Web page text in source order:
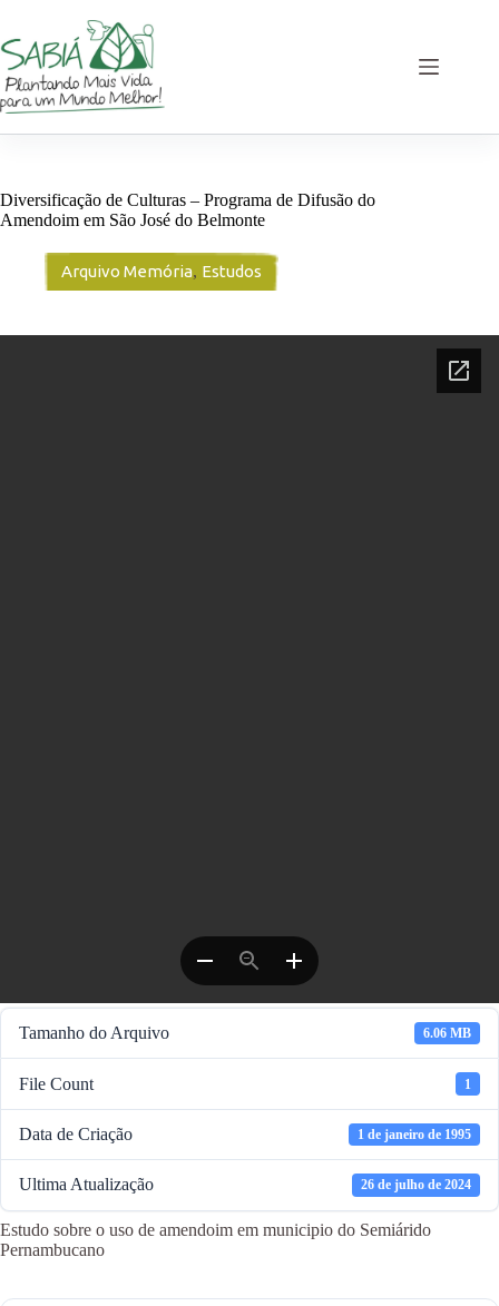
o
conteúdo
Diversificação de Culturas – Programa de Difusão do
Amendoim em São José do Belmonte
Arquivo Memória, Estudos
Tamanho do Arquivo 6.06 MB
File Count 1
Data de Criação 1 de janeiro de 1995
Ultima Atualização 26 de julho de 2024
Estudo sobre o uso de amendoim em municipio do Semiárido
Pernambucano